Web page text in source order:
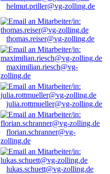
helmut.priller@vg-zolling.de
thomas.reiser@vg-zolling.de
maximilian.riesch@vg-
zolling.de
julia.rottmueller@vg-zolling.de
florian.schranner@vg-
zolling.de
lukas.schuett@vg-zolling.de